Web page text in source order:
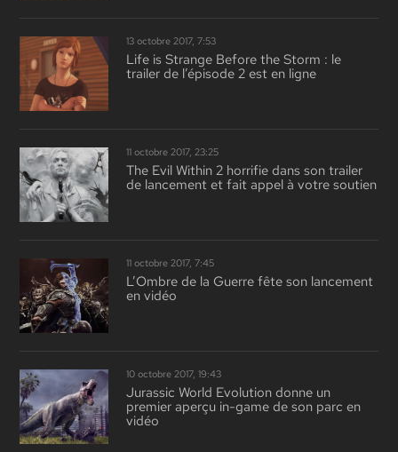
13 octobre 2017, 7:53
Life is Strange Before the Storm : le
trailer de l’épisode 2 est en ligne
11 octobre 2017, 23:25
The Evil Within 2 horrifie dans son trailer
de lancement et fait appel à votre soutien
11 octobre 2017, 7:45
L’Ombre de la Guerre fête son lancement
en vidéo
10 octobre 2017, 19:43
Jurassic World Evolution donne un
premier aperçu in-game de son parc en
vidéo